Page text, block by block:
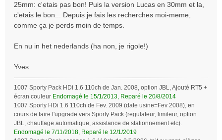
25mm: c'etais pas bon! Puis la version Lucas en 30mm et la,
c'etais le bon... Depuis je fais les recherches moi-meme,
comme ça je perds moin de temps.
En nu in het nederlands (ha non, je rigole!)
Yves
1007 Sporty Pack HDi 1.6 110ch de Jan. 2008, option JBL, Ajouté RT5 +
écran couleur Endomagé le 15/1/2013, Reparé le 20/8/2014
1007 Sporty HDi 1.6 110ch de Fev. 2009 (date usine=Fev 2008), en
cours de faire l'upgrade vers Sporty Pack (regulateur, limiteur, option
JBL, chauffage automatique, assistance de stationnement etc).
Endomagé le 7/11/2018, Reparé le 12/1/2019